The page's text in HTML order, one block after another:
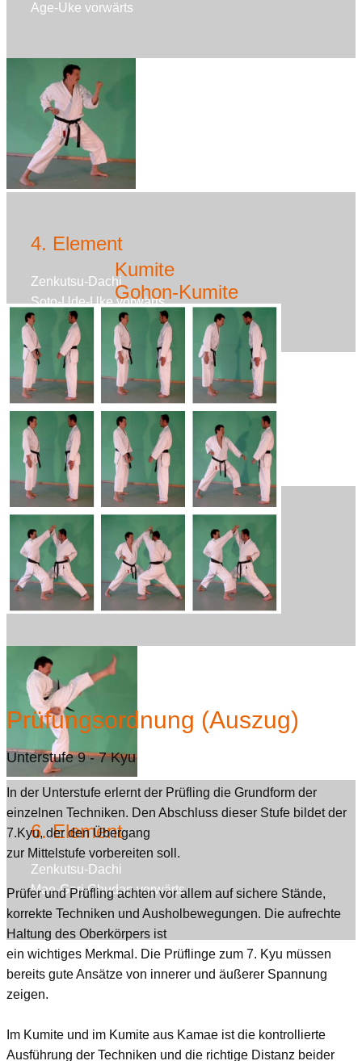
Age-Uke vorwärts
4. Element
Zenkutsu-Dachi
Soto-Ude-Uke vorwärts
5. Elemet
Zenkutsu-Dachi
Gedan Barai vorwärts
6. Element
Zenkutsu-Dachi
Mae-Geri Chudan vorwärts
Kumite
Gohon-Kumite
Prüfungsordnung (Auszug)
Unterstufe 9 - 7 Kyu
In der Unterstufe erlernt der Prüfling die Grundform der
einzelnen Techniken. Den Abschluss dieser Stufe bildet der
7.Kyu, der den Übergang
zur Mittelstufe vorbereiten soll.
Prüfer und Prüfling achten vor allem auf sichere Stände,
korrekte Techniken und Ausholbewegungen. Die aufrechte
Haltung des Oberkörpers ist
ein wichtiges Merkmal. Die Prüflinge zum 7. Kyu müssen
bereits gute Ansätze von innerer und äußerer Spannung
zeigen.
Im Kumite und im Kumite aus Kamae ist die kontrollierte
Ausführung der Techniken und die richtige Distanz beider